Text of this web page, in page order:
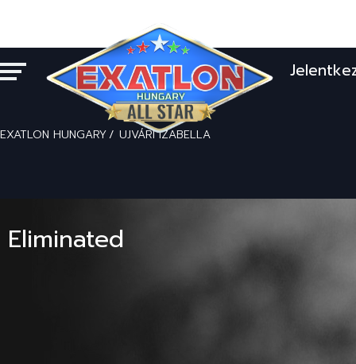
EXATLON HUNGARY UJVÁRI IZABELLA
Eliminated